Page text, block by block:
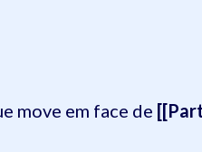
move em face de